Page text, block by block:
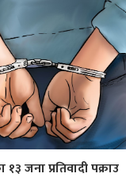
जना प्रतिवादी पक्राउ